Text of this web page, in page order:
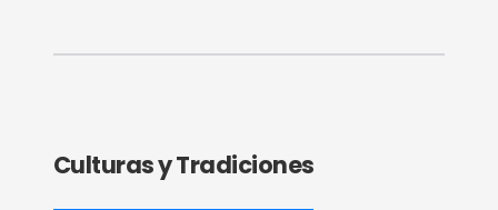
Culturas y Tradiciones